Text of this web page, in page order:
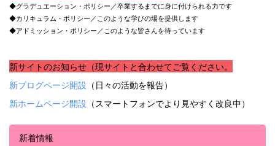
◆グラデュエーション・ポリシー／卒業するまでに身に付けられる力です
◆カリキュラム・ポリシー／このような学びの場を提供します
◆アドミッション・ポリシー／このような皆さんを待っています
新サイトのお知らせ（現サイトと合わせてご覧ください。
新ブログページ開設 （日々の活動を報告）
新ホームページ開設 （スマートフォンでより見やすく改良中）
新着情報